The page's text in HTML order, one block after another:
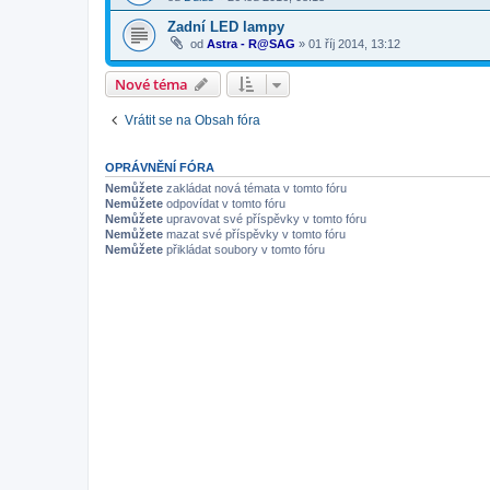
Zadní LED lampy
od Astra - R@SAG » 01 říj 2014, 13:12
Nové téma
Vrátit se na Obsah fóra
OPRÁVNĚNÍ FÓRA
Nemůžete zakládat nová témata v tomto fóru
Nemůžete odpovídat v tomto fóru
Nemůžete upravovat své příspěvky v tomto fóru
Nemůžete mazat své příspěvky v tomto fóru
Nemůžete přikládat soubory v tomto fóru